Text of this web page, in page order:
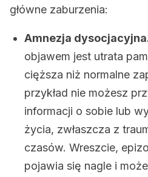
główne zaburzenia:
Amnezja
objawem jest utrata
cięższa niż normalne
przykład nie możesz
informacji o sobie lub
życia, zwłaszcza z
czasów. Wreszcie,
pojawia się nagle i